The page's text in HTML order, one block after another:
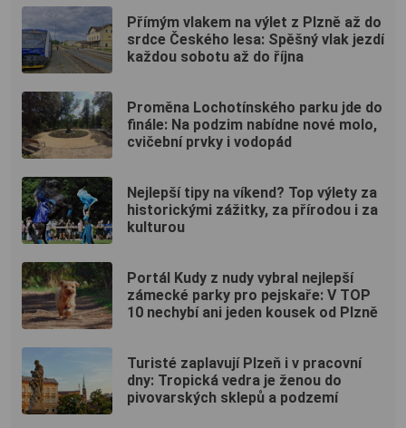
Přímým vlakem na výlet z Plzně až do
srdce Českého lesa: Spěšný vlak jezdí
každou sobotu až do října
Proměna Lochotínského parku jde do
finále: Na podzim nabídne nové molo,
cvičební prvky i vodopád
Nejlepší tipy na víkend? Top výlety za
historickými zážitky, za přírodou i za
kulturou
Portál Kudy z nudy vybral nejlepší
zámecké parky pro pejskaře: V TOP
10 nechybí ani jeden kousek od Plzně
Turisté zaplavují Plzeň i v pracovní
dny: Tropická vedra je ženou do
pivovarských sklepů a podzemí